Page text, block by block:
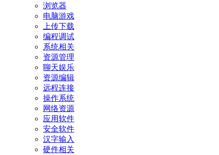
浏览器
电脑游戏
上传下载
编程调试
系统相关
资源管理
聊天娱乐
资源编辑
远程连接
操作系统
网络资源
应用软件
安全软件
汉字输入
硬件相关